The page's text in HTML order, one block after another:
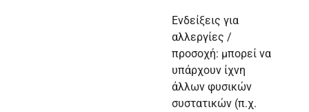
Ενδείξεις για
αλλεργίες /
προσοχή: μπορεί να
υπάρχουν ίχνη
άλλων φυσικών
συστατικών (π.χ.